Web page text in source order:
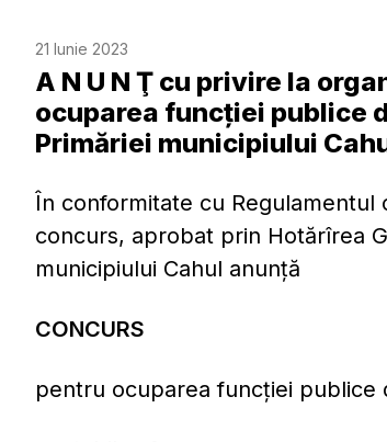
21 Iunie 2023
A N U N Ţ сu privire la
ocuparea funcţiei publice
Primăriei municipiului
În conformitate cu
concurs, aprobat prin Hotărîrea
municipiului Cahul anunţă
CONCURS
pentru ocuparea funcţiei publice